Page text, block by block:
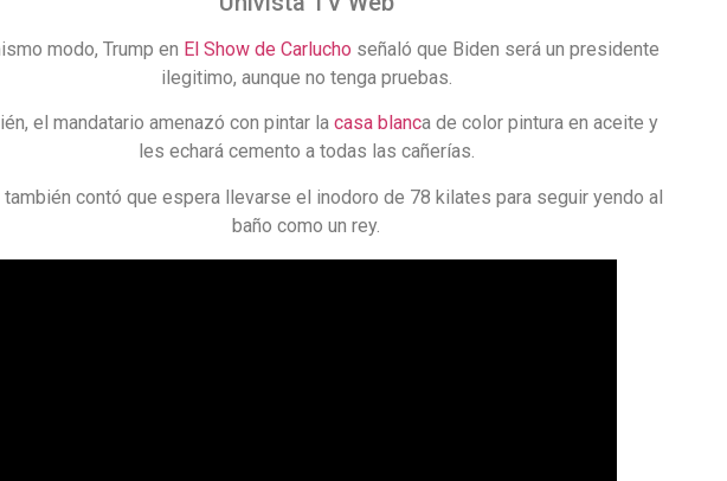
modo, Trump en El Show de Carlucho señaló que Biden será un presidente
ilegitimo, aunque no tenga pruebas.
el mandatario amenazó con pintar la casa blanca de color pintura en aceite y
les echará cemento a todas las cañerías.
también contó que espera llevarse el inodoro de 78 kilates para seguir yendo al
baño como un rey.